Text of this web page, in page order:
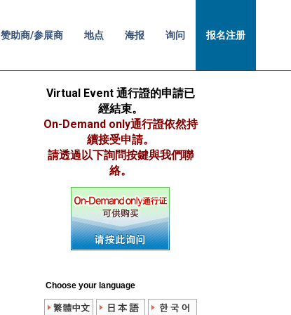
赞助商/参展商 地点 海报 询问 报名注册
Virtual Event 通行證的申請已
經結束。
On-Demand only通行證依然持
續接受申請。
請透過以下詢問按鍵與我們聯
絡。
Choose your language